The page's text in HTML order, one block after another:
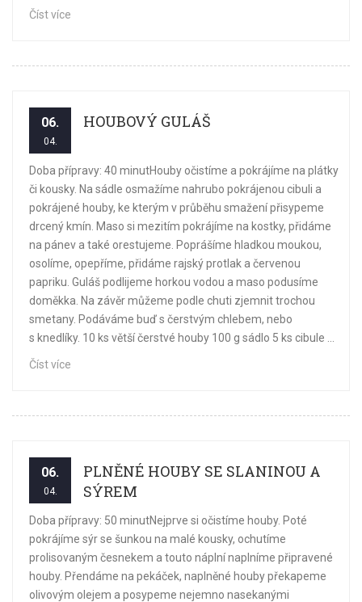
Číst více
06.
04.
HOUBOVÝ GULÁŠ
Doba přípravy: 40 minutHouby očistíme a pokrájíme na plátky
či kousky. Na sádle osmažíme nahrubo pokrájenou cibuli a
pokrájené houby, ke kterým v průběhu smažení přisypeme
drcený kmín. Maso si mezitím pokrájíme na kostky, přidáme
na pánev a také orestujeme. Poprášíme hladkou moukou,
osolíme, opepříme, přidáme rajský protlak a červenou
papriku. Guláš podlijeme horkou vodou a maso podusíme
doměkka. Na závěr můžeme podle chuti zjemnit trochou
smetany. Podáváme buď s čerstvým chlebem, nebo
s knedlíky. 10 ks větší čerstvé houby 100 g sádlo 5 ks cibule ...
Číst více
06.
04.
PLNĚNÉ HOUBY SE SLANINOU A
SÝREM
Doba přípravy: 50 minutNejprve si očistíme houby. Poté
pokrájíme sýr se šunkou na malé kousky, ochutíme
prolisovaným česnekem a touto náplní naplníme připravené
houby. Přendáme na pekáček, naplněné houby překapeme
olivovým olejem a posypeme nejemno nasekanými